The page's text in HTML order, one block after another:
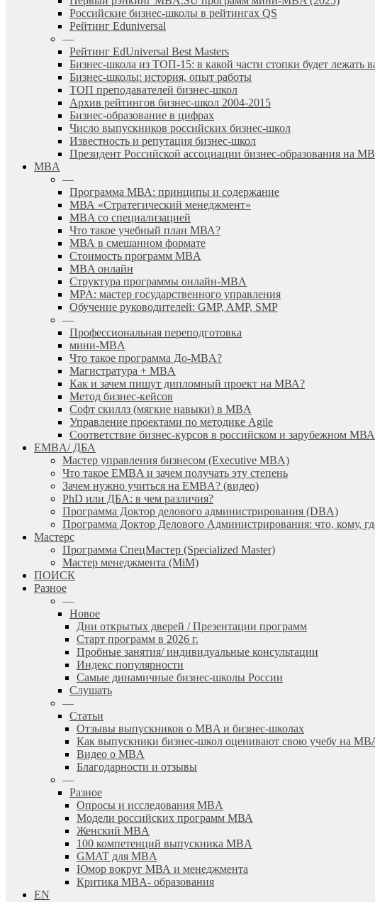
Российские бизнес-школы в рейтингах QS
Рейтинг Eduniversal
—
Рейтинг EdUniversal Best Masters
Бизнес-школа из ТОП-15: в какой части стопки будет лежать
Бизнес-школы: история, опыт работы
ТОП преподавателей бизнес-школ
Архив рейтингов бизнес-школ 2004-2015
Бизнес-образование в цифрах
Число выпускников российских бизнес-школ
Известность и репутация бизнес-школ
Президент Российской ассоциации бизнес-образования на
MBA
—
Программа МВА: принципы и содержание
МВА «Cтратегический менеджмент»
MBA со специализацией
Что такое учебный план МВА?
МВА в смешанном формате
Стоимость программ MBA
MBA онлайн
Cтруктура программы онлайн-MBA
MPA: мастер государственного управления
Обучение руководителей: GMP, AMP, SMP
—
Профессиональная переподготовка
мини-MBA
Что такое программа До-MBA?
Магистратура + MBA
Как и зачем пишут дипломный проект на МВА?
Метод бизнес-кейсов
Софт скиллз (мягкие навыки) в MBA
Управление проектами по методике Agile
Соответствие бизнес-курсов в российском и зарубежном МВА
EMBA/ ДБA
Мастер управления бизнесом (Executive MBA)
Что такое EMBA и зачем получать эту степень
Зачем нужно учиться на EMBA? (видео)
PhD или ДБА: в чем различия?
Программа Доктор делового администрирования (DBА)
Программа Доктор Делового Администрирования: что, кому,
Мастерс
Программа СпецМастер (Specialized Master)
Мастер менеджмента (MiM)
ПОИСК
Разное
—
Новое
Дни открытых дверей / Презентации программ
Старт программ в 2026 г.
Пробные занятия/ индивидуальные консультации
Индекс популярности
Самые динамичные бизнес-школы России
Слушать
—
Статьи
Отзывы выпускников о MBA и бизнес-школах
Как выпускники бизнес-школ оценивают свою учебу на
Видео о MBA
Благодарности и отзывы
—
Разное
Опросы и исследования MBA
Модели российских программ МВА
Женский MBA
100 компетенций выпускника MBA
GMAT для MBA
Юмор вокруг МВА и менеджмента
Критика MBA- образования
EN